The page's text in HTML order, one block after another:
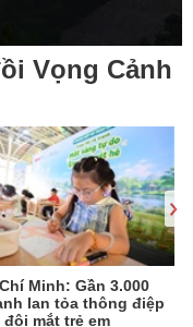
Vọng Cảnh
Minh: Gần 3.000
lan tỏa thông điệp
đôi mắt trẻ em